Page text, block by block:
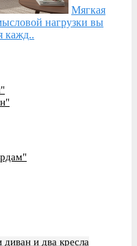
Мягкая
нагрузки вы
кажд..
и два кресла